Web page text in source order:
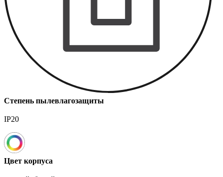
Степень пылевлагозащиты
IP20
Цвет корпуса